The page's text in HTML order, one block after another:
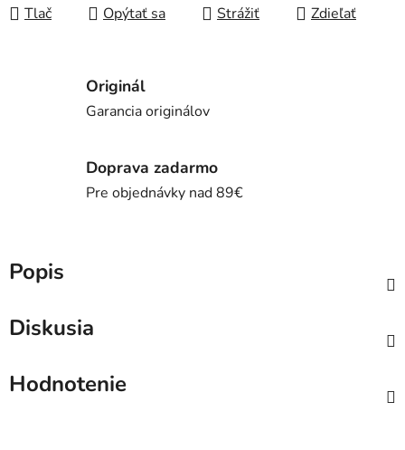
Tlač Opýtať sa Strážiť Zdieľať
Originál
Garancia originálov
Doprava zadarmo
Pre objednávky nad 89€
Popis
Diskusia
Hodnotenie